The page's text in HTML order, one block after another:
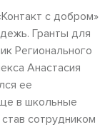
с добром»
Гранты для
Регионального
Анастасия
ее
в школьные
сотрудником